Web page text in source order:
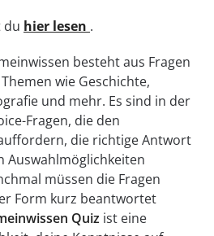
du hier lesen .
besteht aus Fragen
wie Geschichte,
und mehr. Es sind in der
Fragen, die den
die richtige Antwort
Auswahlmöglichkeiten
müssen die Fragen
Form kurz beantwortet
Quiz ist eine